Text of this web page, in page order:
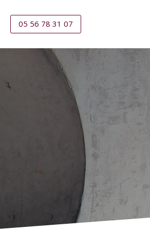
05 56 78 31 07